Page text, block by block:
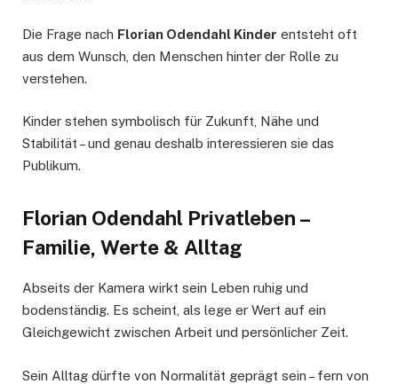
Die Frage nach Florian Odendahl Kinder entsteht oft
aus dem Wunsch, den Menschen hinter der Rolle zu
verstehen.
Kinder stehen symbolisch für Zukunft, Nähe und
Stabilität – und genau deshalb interessieren sie das
Publikum.
Florian Odendahl Privatleben –
Familie, Werte & Alltag
Abseits der Kamera wirkt sein Leben ruhig und
bodenständig. Es scheint, als lege er Wert auf ein
Gleichgewicht zwischen Arbeit und persönlicher Zeit.
Sein Alltag dürfte von Normalität geprägt sein – fern von